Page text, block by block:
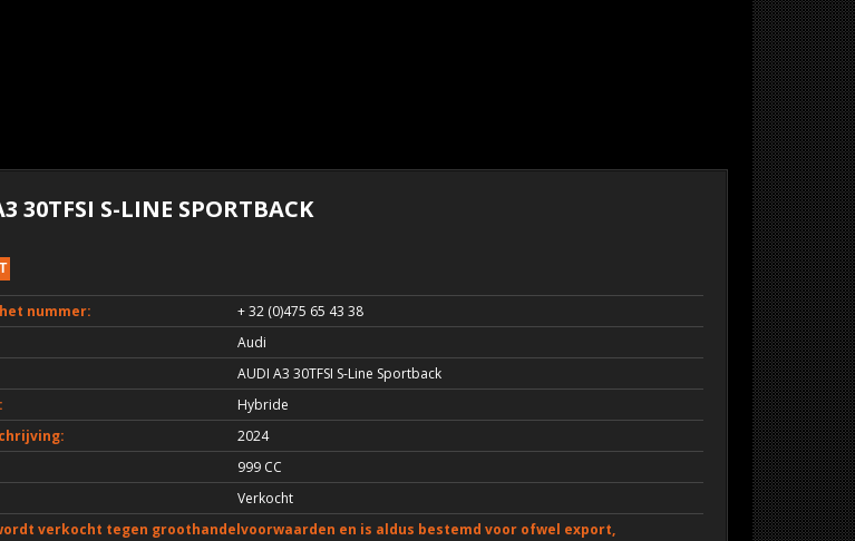
30TFSI S-LINE SPORTBACK
nummer:
+ 32 (0)475 65 43 38
Audi
AUDI A3 30TFSI S-Line Sportback
Hybride
2024
999 CC
Verkocht
verkocht tegen groothandelvoorwaarden en is aldus bestemd voor ofwel export,